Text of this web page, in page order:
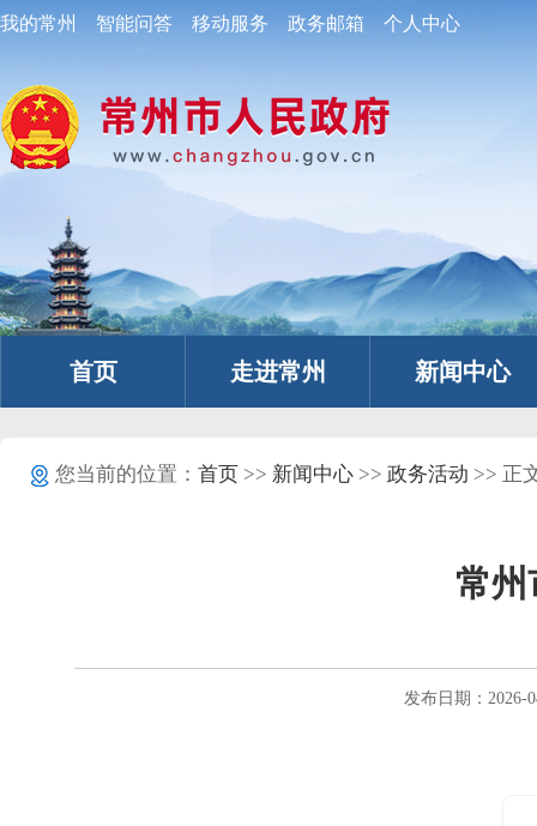
我的常州 智能问答 移动服务 政务邮箱 个人中心
首页 走进常州 新闻中心
您当前的位置： 首页>> 新闻中心>> 政务活动 >> 正
常州
发布日期：2026-